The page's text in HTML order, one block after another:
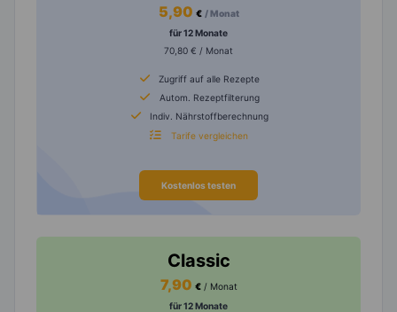
5,90 € / Monat
für 12 Monate
70,80 € / Monat
Zugriff auf alle Rezepte
Autom. Rezeptfilterung
Indiv. Nährstoffberechnung
Tarife vergleichen
Kostenlos testen
Classic
7,90 € / Monat
für 12 Monate